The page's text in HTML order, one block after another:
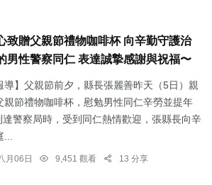
致贈父親節禮物咖啡杯 向辛勤守護治
男性警察同仁 表達誠摯感謝與祝福〜
導】父親節前夕，縣長張麗善昨天（5日）親
親節禮物咖啡杯，慰勉男性同仁辛勞並提年
警察局時，受到同仁熱情歡迎，張縣長向辛
月06日 9,451 觀看 13 分享